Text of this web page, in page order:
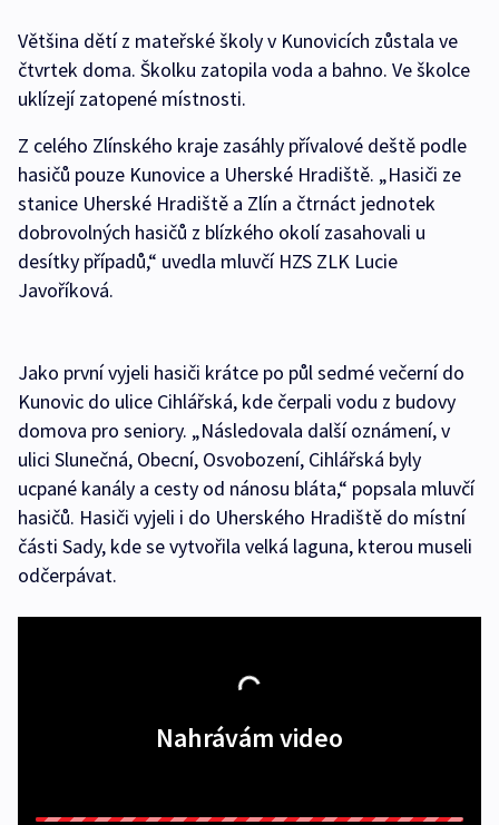
Většina dětí z mateřské školy v Kunovicích zůstala ve
čtvrtek doma. Školku zatopila voda a bahno. Ve školce
uklízejí zatopené místnosti.
Z celého Zlínského kraje zasáhly přívalové deště podle
hasičů pouze Kunovice a Uherské Hradiště. „Hasiči ze
stanice Uherské Hradiště a Zlín a čtrnáct jednotek
dobrovolných hasičů z blízkého okolí zasahovali u
desítky případů,“ uvedla mluvčí HZS ZLK Lucie
Javoříková.
Jako první vyjeli hasiči krátce po půl sedmé večerní do
Kunovic do ulice Cihlářská, kde čerpali vodu z budovy
domova pro seniory. „Následovala další oznámení, v
ulici Slunečná, Obecní, Osvobození, Cihlářská byly
ucpané kanály a cesty od nánosu bláta,“ popsala mluvčí
hasičů. Hasiči vyjeli i do Uherského Hradiště do místní
části Sady, kde se vytvořila velká laguna, kterou museli
odčerpávat.
Nahrávám video